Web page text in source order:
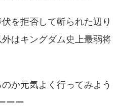
を拒否して斬られた辺り
はキングダム史上最弱将
か元気よく行ってみよう
ーー